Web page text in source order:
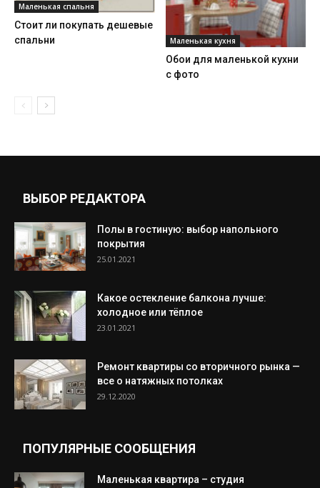
Маленькая спальня
Стоит ли покупать дешевые
спальни
Маленькая кухня
Обои для маленькой кухни
с фото
ВЫБОР РЕДАКТОРА
Полы в гостиную: выбор напольного
покрытия
25.01.2021
Какое остекление балкона лучше:
холодное или тёплое
23.01.2021
Ремонт квартиры со вторичного рынка —
все о натяжных потолках
29.12.2020
ПОПУЛЯРНЫЕ СООБЩЕНИЯ
Маленькая квартира – студия